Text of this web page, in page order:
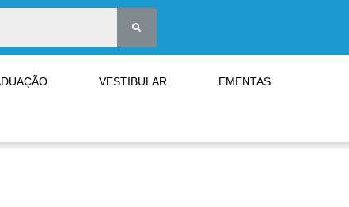
VESTIBULAR EMENTAS